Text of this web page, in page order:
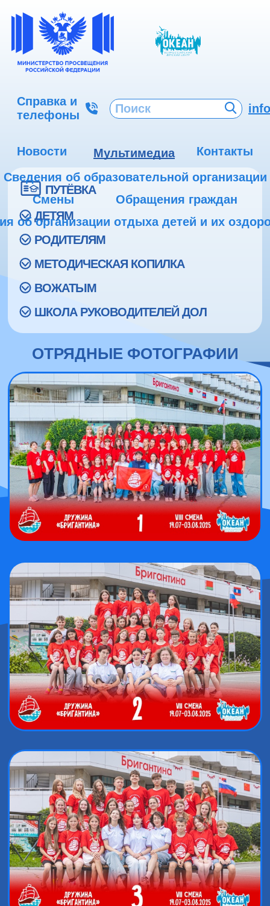
Справка и
телефоны
Новости Мультимедиа
Контакты
Сведения об образовательной организации
Смены
Обращения граждан
об организации отдыха детей и их
ПУТЁВКА
ДЕТЯМ
РОДИТЕЛЯМ
МЕТОДИЧЕСКАЯ КОПИЛКА
ВОЖАТЫМ
ШКОЛА РУКОВОДИТЕЛЕЙ ДОЛ
ОТРЯДНЫЕ ФОТОГРАФИИ